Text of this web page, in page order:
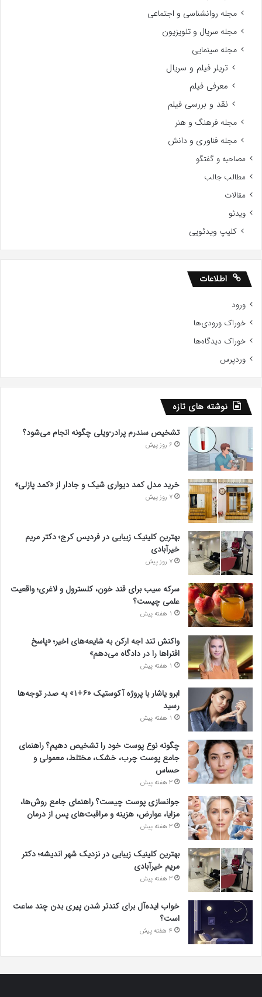
مجله روانشناسی و اجتماعی
مجله سریال و تلویزیون
مجله سینمایی
تریلر فیلم و سریال
معرفی فیلم
نقد و بررسی فیلم
مجله فرهنگ و هنر
مجله فناوری و دانش
مصاحبه و گفتگو
مطالب جالب
مقالات
ویدئو
کلیپ ویدئویی
اطلاعات
ورود
خوراک ورودی‌ها
خوراک دیدگاه‌ها
وردپرس
نوشته های تازه
تشخیص سندرم پرادر-ویلی چگونه انجام می‌شود؟
6 روز پیش
خرید مدل کمد دیواری شیک و جادار از «کمد پازلی»
7 روز پیش
بهترین کلینیک زیبایی در فردیس کرج؛ دکتر مریم
خیرآبادی
7 روز پیش
سرکه سیب برای قند خون، کلسترول و لاغری؛ واقعیت
علمی چیست؟
1 هفته پیش
واکنش تند اجه ارکن به شایعه‌های اخیر؛ «پاسخ
افتراها را در دادگاه می‌دهم»
1 هفته پیش
ابرو یاشار با پروژه آکوستیک «۶+۱» به صدر توجه‌ها
رسید
1 هفته پیش
چگونه نوع پوست خود را تشخیص دهیم؟ راهنمای
جامع پوست چرب، خشک، مختلط، معمولی و
حساس
3 هفته پیش
جوانسازی پوست چیست؟ راهنمای جامع روش‌ها،
مزایا، عوارض، هزینه و مراقبت‌های پس از درمان
3 هفته پیش
بهترین کلینیک زیبایی در نزدیک شهر اندیشه؛ دکتر
مریم خیرآبادی
3 هفته پیش
خواب ایده‌آل برای کندتر شدن پیری بدن چند ساعت
است؟
4 هفته پیش